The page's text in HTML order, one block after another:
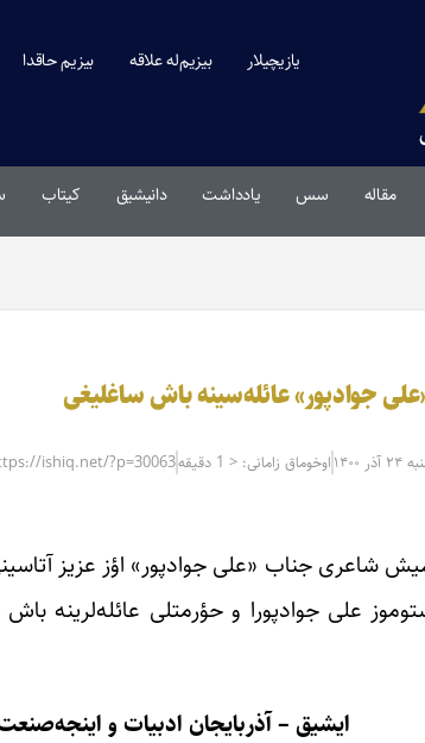
یازیچیلار بیزیم‌له علاقه بیزیم حاقدا
مقاله‌ سس یادداشت دانیشیق کیتاب
جوادپور» عائله‌سینه باش ساغلیغی
۱۴۰۰ اوخوماق زامانی: < 1 دقیقه ishiq.net/?p=30063
شاعری جناب «علی جوادپور» اؤز عزیز
علی جوادپورا و حؤرمتلی عائله‌لرینه
ایشیق – آذربایجان ادبیات و